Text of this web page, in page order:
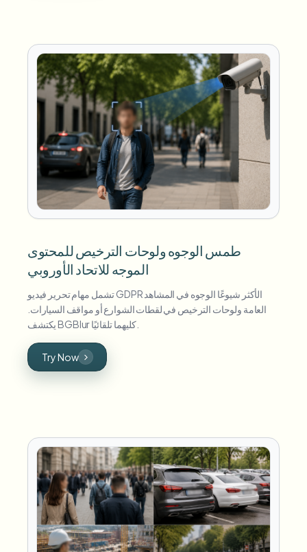
طمس الوجوه ولوحات الترخيص للمحتوى
الموجه للاتحاد الأوروبي
تشمل مهام تحرير فيديو GDPR الأكثر شيوعًا الوجوه في المشاهد
العامة ولوحات الترخيص في لقطات الشوارع أو مواقف السيارات.
Try Now